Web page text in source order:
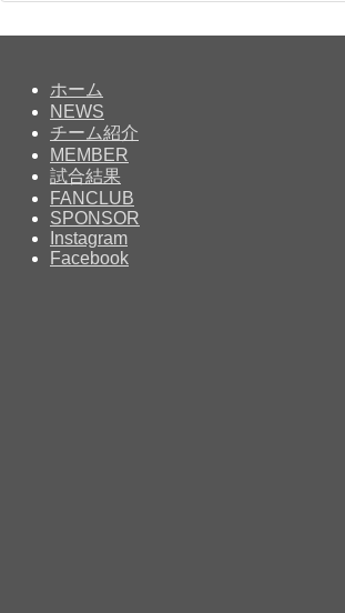
ホーム
NEWS
チーム紹介
MEMBER
試合結果
FANCLUB
SPONSOR
Instagram
Facebook